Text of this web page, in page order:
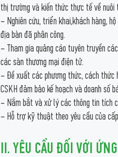
thị trường và kiến thức thực tế về nuôi
– Nghiên cứu, triển khai,khách hàng,
địa bàn đã phân công.
– Tham gia quảng cáo tuyên truyền
các sàn thương mại điện tử.
– Đề xuất các phương thức, cách
CSKH đảm bảo kế hoạch và doanh số
– Nắm bắt và xử lý các thông tin tích
– Hỗ trợ kỹ thuật theo yêu cầu của
II. YÊU CẦU ĐỐI VỚI